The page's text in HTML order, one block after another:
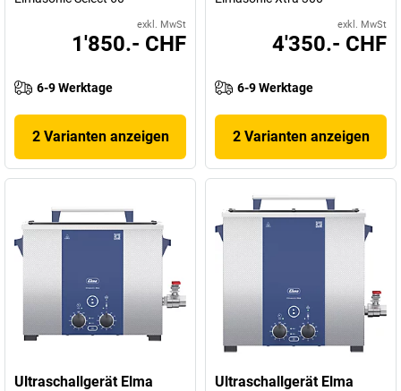
exkl. MwSt
1'850.- CHF
6-9 Werktage
2 Varianten anzeigen
exkl. MwSt
4'350.- CHF
6-9 Werktage
2 Varianten anzeigen
Ultraschallgerät Elma Ultraschallgerät Elma